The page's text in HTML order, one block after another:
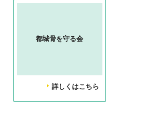
都城骨を守る会
詳しくはこちら